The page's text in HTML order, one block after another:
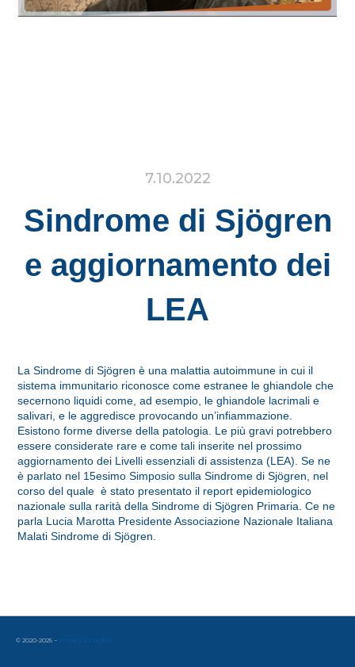
7.10.2022
Sindrome di Sjögren
e aggiornamento dei
LEA
La Sindrome di Sjögren è una malattia autoimmune in cui il
sistema immunitario riconosce come estranee le ghiandole che
secernono liquidi come, ad esempio, le ghiandole lacrimali e
salivari, e le aggredisce provocando un’infiammazione.
Esistono forme diverse della patologia. Le più gravi potrebbero
essere considerate rare e come tali inserite nel prossimo
aggiornamento dei Livelli essenziali di assistenza (LEA). Se ne
è parlato nel 15esimo Simposio sulla Sindrome di Sjögren, nel
corso del quale è stato presentato il report epidemiologico
nazionale sulla rarità della Sindrome di Sjögren Primaria. Ce ne
parla Lucia Marotta Presidente Associazione Nazionale Italiana
Malati Sindrome di Sjögren.
© 2020-2025 – Privacy & Cookie